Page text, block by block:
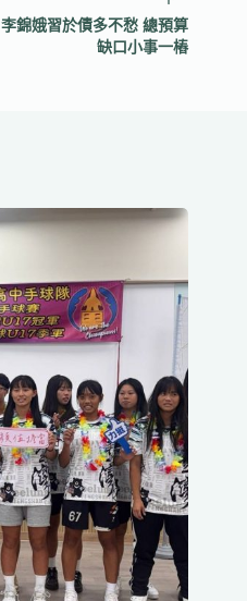
李錦娥習於債多不愁 總預算
缺口小事一樁